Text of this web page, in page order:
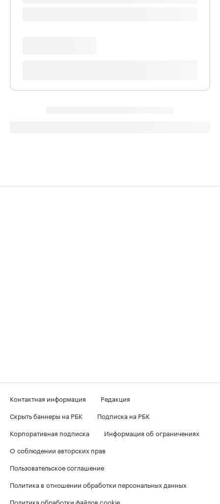
Контактная информация
Редакция
Скрыть баннеры на РБК
Подписка на РБК
Корпоративная подписка
Информация об ограничениях
О соблюдении авторских прав
Пользовательское соглашение
Политика в отношении обработки персональных данных
Политика обработки файлов cookie